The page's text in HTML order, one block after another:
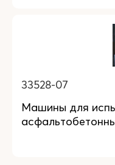
33528-07
Машины для